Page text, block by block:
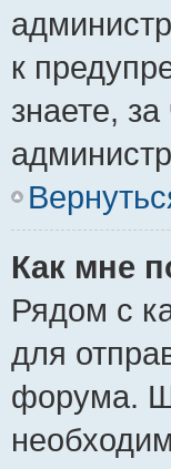
к
знаете,
Как мне
Рядом с
для
форума.